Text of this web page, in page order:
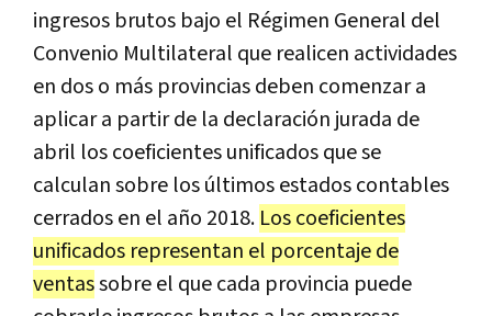
ingresos brutos bajo el Régimen General del
Convenio Multilateral que realicen actividades
en dos o más provincias deben comenzar a
aplicar a partir de la declaración jurada de
abril los coeficientes unificados que se
calculan sobre los últimos estados contables
cerrados en el año 2018. Los coeficientes
unificados representan el porcentaje de
ventassobre el que cada provincia puede